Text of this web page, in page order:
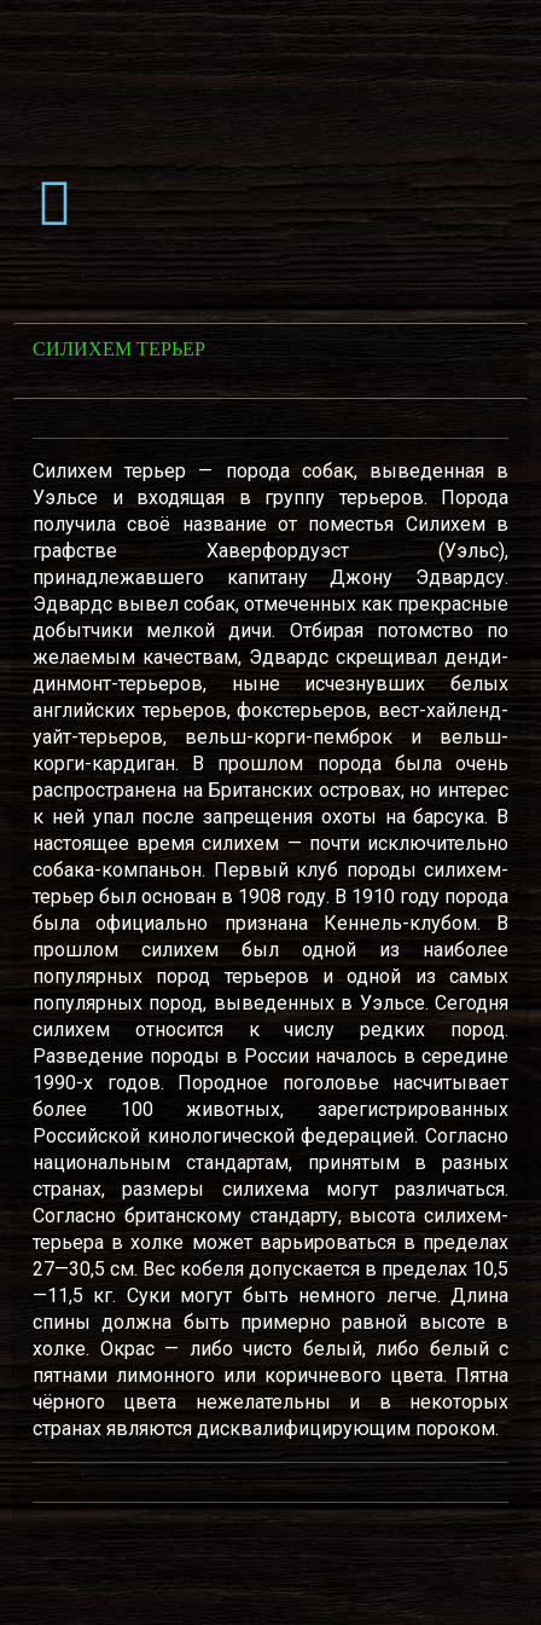
СИЛИХЕМ ТЕРЬЕР
Силихем терьер — порода собак, выведенная в
Уэльсе и входящая в группу терьеров. Порода
получила своё название от поместья Силихем в
графстве Хаверфордуэст (Уэльс),
принадлежавшего капитану Джону Эдвардсу.
Эдвардс вывел собак, отмеченных как прекрасные
добытчики мелкой дичи. Отбирая потомство по
желаемым качествам, Эдвардс скрещивал денди-
динмонт-терьеров, ныне исчезнувших белых
английских терьеров, фокстерьеров, вест-хайленд-
уайт-терьеров, вельш-корги-пемброк и вельш-
корги-кардиган. В прошлом порода была очень
распространена на Британских островах, но интерес
к ней упал после запрещения охоты на барсука. В
настоящее время силихем — почти исключительно
собака-компаньон. Первый клуб породы силихем-
терьер был основан в 1908 году. В 1910 году порода
была официально признана Кеннель-клубом. В
прошлом силихем был одной из наиболее
популярных пород терьеров и одной из самых
популярных пород, выведенных в Уэльсе. Сегодня
силихем относится к числу редких пород.
Разведение породы в России началось в середине
1990-х годов. Породное поголовье насчитывает
более 100 животных, зарегистрированных
Российской кинологической федерацией. Согласно
национальным стандартам, принятым в разных
странах, размеры силихема могут различаться.
Согласно британскому стандарту, высота силихем-
терьера в холке может варьироваться в пределах
27—30,5 см. Вес кобеля допускается в пределах 10,5
—11,5 кг. Суки могут быть немного легче. Длина
спины должна быть примерно равной высоте в
холке. Окрас — либо чисто белый, либо белый с
пятнами лимонного или коричневого цвета. Пятна
чёрного цвета нежелательны и в некоторых
странах являются дисквалифицирующим пороком.